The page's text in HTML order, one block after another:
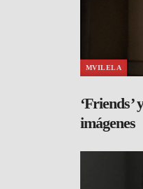
MVILELA
‘Friends’
imágenes